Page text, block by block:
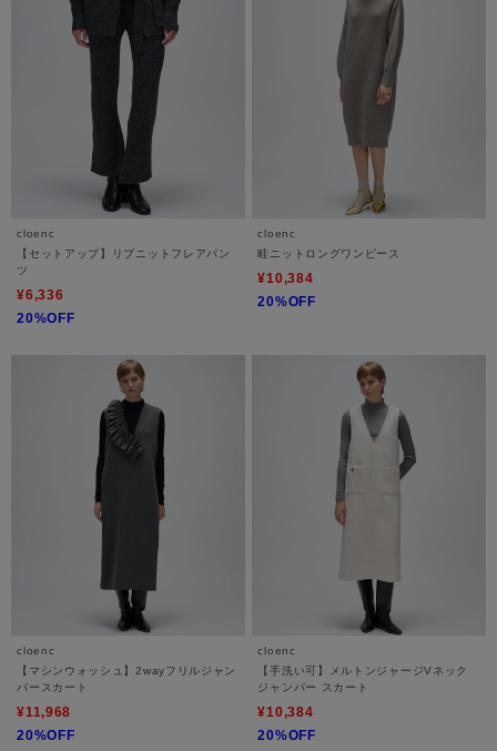
cloenc
【セットアップ】リブニットフレアパン
ツ
¥6,336
20%OFF
cloenc
畦ニットロングワンピース
¥10,384
20%OFF
cloenc
【マシンウォッシュ】2wayフリルジャン
パースカート
¥11,968
20%OFF
cloenc
【手洗い可】メルトンジャージVネック
ジャンパー スカート
¥10,384
20%OFF